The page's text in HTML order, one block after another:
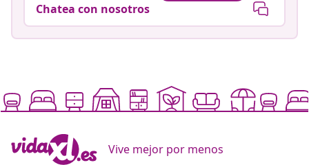
Chatea con nosotros
Vive mejor por menos